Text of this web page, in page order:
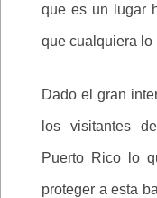
que es un lugar
que cualquiera lo
Dado el gran
los visitantes
Puerto Rico lo
proteger a esta